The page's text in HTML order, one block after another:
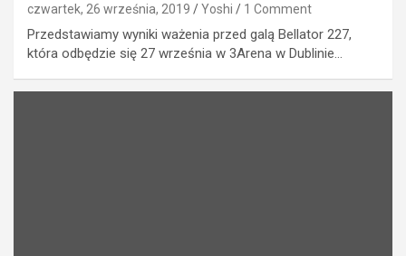
czwartek, 26 września, 2019 Yoshi 1 Comment
Przedstawiamy wyniki ważenia przed galą Bellator 227,
która odbędzie się 27 września w 3Arena w Dublinie…